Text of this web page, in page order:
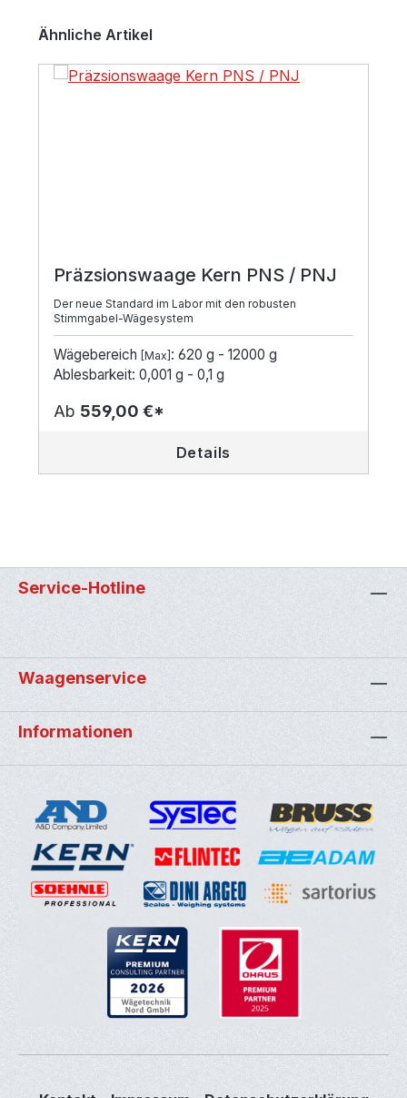
Produktgalerie überspringen
Ähnliche Artikel
Präzsionswaage Kern PNS / PNJ
Der neue Standard im Labor mit den robusten
Stimmgabel-Wägesystem
Wägebereich [Max] : 620 g - 12000 g
Ablesbarkeit: 0,001 g - 0,1 g
Ab 559,00 €*
Details
Service-Hotline
Waagenservice
Informationen